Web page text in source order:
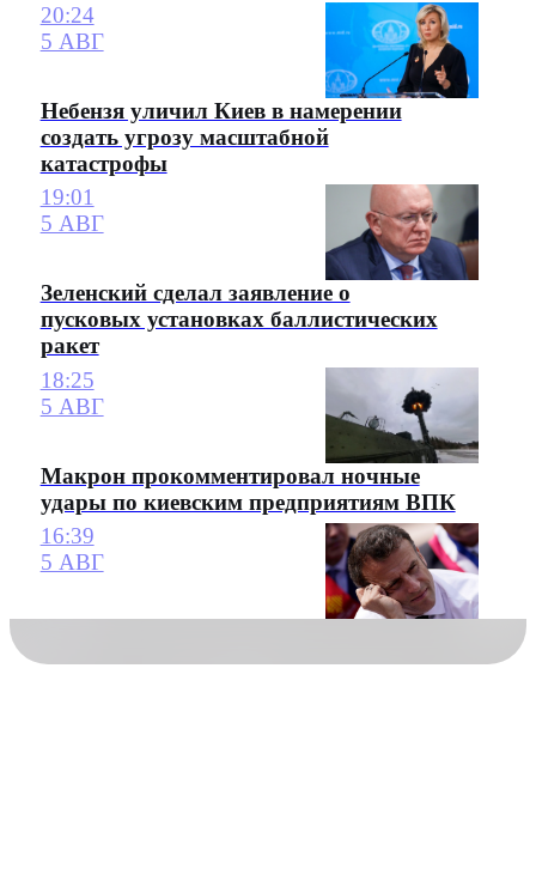
20:24
5 АВГ
Небензя уличил Киев в намерении
создать угрозу масштабной
катастрофы
19:01
5 АВГ
Зеленский сделал заявление о
пусковых установках баллистических
ракет
18:25
5 АВГ
Макрон прокомментировал ночные
удары по киевским предприятиям ВПК
16:39
5 АВГ